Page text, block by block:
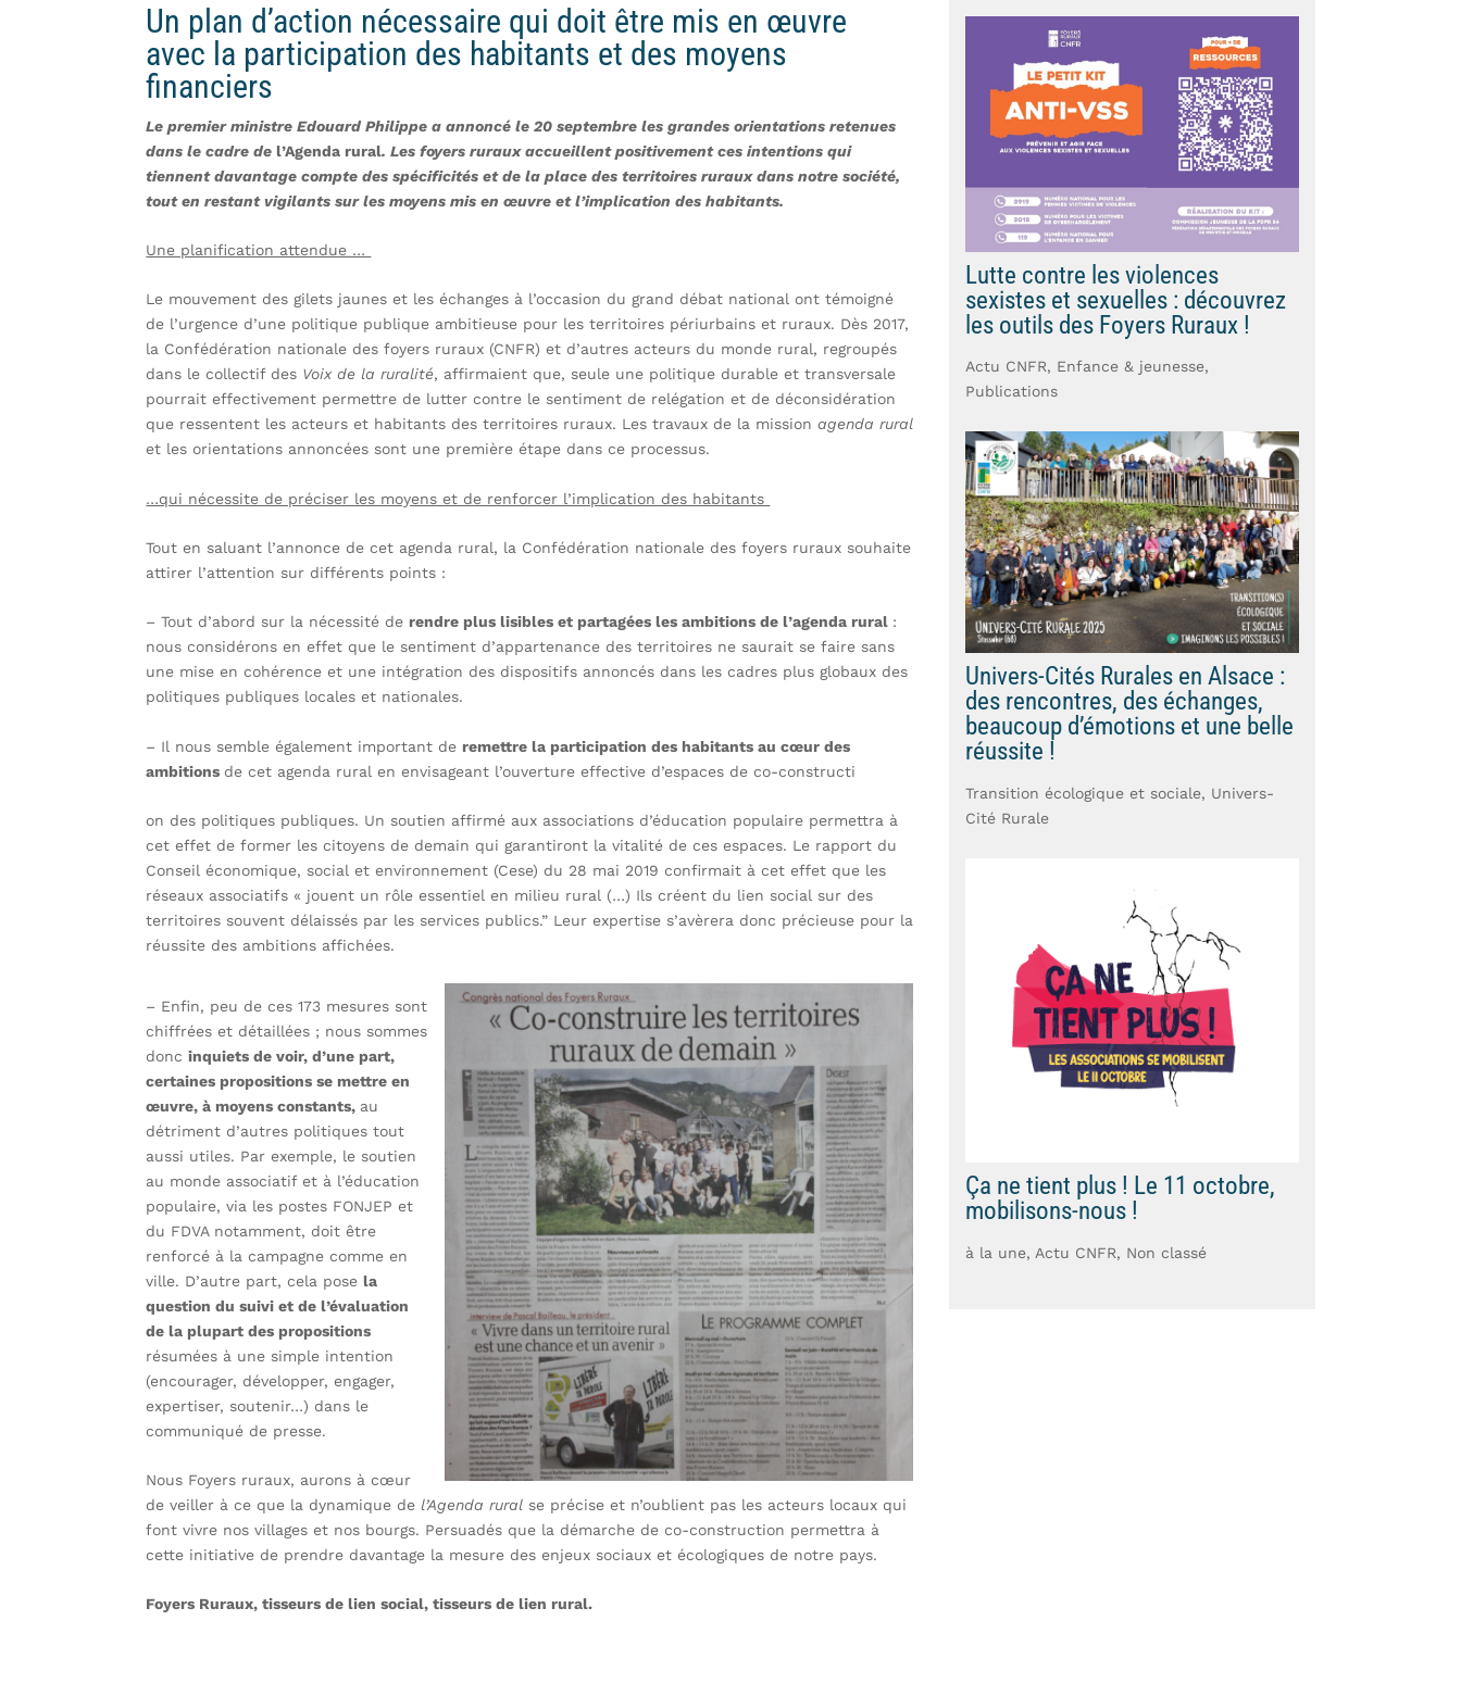
Un plan d’action nécessaire qui doit être mis en œuvre
avec la participation des habitants et des moyens
financiers
Le premier ministre Edouard Philippe a annoncé le 20 septembre les grandes orientations retenues
dans le cadre del’Agenda rural. Les foyers ruraux accueillent positivement ces intentions qui
tiennent davantage compte des spécificités et de la place des territoires ruraux dans notre société,
tout en restant vigilants sur les moyens mis en œuvre et l’implication des habitants.
Une planification attendue …
Le mouvement des gilets jaunes et les échanges à l’occasion du grand débat national ont témoigné
de l’urgence d’une politique publique ambitieuse pour les territoires périurbains et ruraux. Dès 2017,
la Confédération nationale des foyers ruraux (CNFR) et d’autres acteurs du monde rural, regroupés
dans le collectif des Voix de la ruralité, affirmaient que, seule une politique durable et transversale
pourrait effectivement permettre de lutter contre le sentiment de relégation et de déconsidération
que ressentent les acteurs et habitants des territoires ruraux. Les travaux de la mission agenda rural
et les orientations annoncées sont une première étape dans ce processus.
…qui nécessite de préciser les moyens et de renforcer l’implication des habitants
Tout en saluant l’annonce de cet agenda rural, la Confédération nationale des foyers ruraux souhaite
attirer l’attention sur différents points :
– Tout d’abord sur la nécessité de rendre plus lisibles et partagées les ambitions de l’agenda rural :
nous considérons en effet que le sentiment d’appartenance des territoires ne saurait se faire sans
une mise en cohérence et une intégration des dispositifs annoncés dans les cadres plus globaux des
politiques publiques locales et nationales.
– Il nous semble également important de remettre la participation des habitants au cœur des
ambitions de cet agenda rural en envisageant l’ouverture effective d’espaces de co-constructi
on des politiques publiques. Un soutien affirmé aux associations d’éducation populaire permettra à
cet effet de former les citoyens de demain qui garantiront la vitalité de ces espaces. Le rapport du
Conseil économique, social et environnement (Cese) du 28 mai 2019 confirmait à cet effet que les
réseaux associatifs « jouent un rôle essentiel en milieu rural (…) Ils créent du lien social sur des
territoires souvent délaissés par les services publics.” Leur expertise s’avèrera donc précieuse pour la
réussite des ambitions affichées.
– Enfin, peu de ces 173 mesures sont
chiffrées et détaillées ; nous sommes
doncinquiets de voir, d’une part,
certaines propositions se mettre en
œuvre, à moyens constants, au
détriment d’autres politiques tout
aussi utiles. Par exemple, le soutien
au monde associatif et à l’éducation
populaire, via les postes FONJEP et
du FDVA notamment, doit être
renforcé à la campagne comme en
ville. D’autre part, cela posela
question du suivi et de l’évaluation
de la plupart des propositions
résumées à une simple intention
(encourager, développer, engager,
expertiser, soutenir…) dans le
communiqué de presse.
Nous Foyers ruraux, aurons à cœur
de veiller à ce que la dynamique del’Agenda rural se précise et n’oublient pas les acteurs locaux qui
font vivre nos villages et nos bourgs. Persuadés que la démarche de co-construction permettra à
cette initiative de prendre davantage la mesure des enjeux sociaux et écologiques de notre pays.
Foyers Ruraux, tisseurs de lien social, tisseurs de lien rural.
Lutte contre les violences
sexistes et sexuelles : découvrez
les outils des Foyers Ruraux !
Actu CNFR, Enfance & jeunesse,
Publications
Univers-Cités Rurales en Alsace :
des rencontres, des échanges,
beaucoup d’émotions et une belle
réussite !
Transition écologique et sociale, Univers-
Cité Rurale
Ça ne tient plus ! Le 11 octobre,
mobilisons-nous !
à la une, Actu CNFR, Non classé